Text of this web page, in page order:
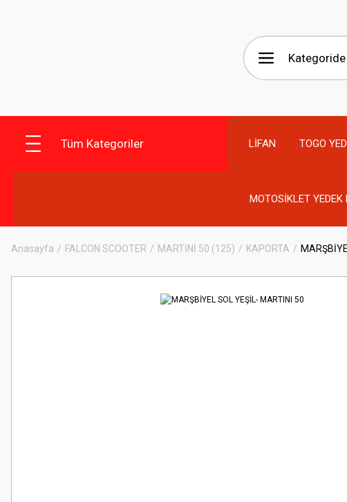
Tüm Kategoriler LİFAN TOGO
MOTOSİKLET YEDEK
Anasayfa FALCON SCOOTER MARTİNİ 50 (125) KAPORTA